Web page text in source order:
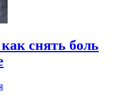
снять боль